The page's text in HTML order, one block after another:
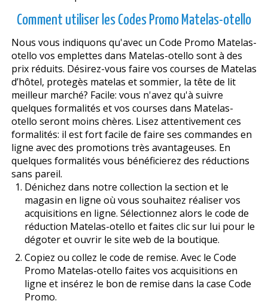
Comment utiliser les Codes Promo Matelas-otello
Nous vous indiquons qu'avec un Code Promo Matelas-
otello vos emplettes dans Matelas-otello sont à des
prix réduits. Désirez-vous faire vos courses de Matelas
d’hôtel, protegès matelas et sommier, la tête de lit
meilleur marché? Facile: vous n'avez qu'à suivre
quelques formalités et vos courses dans Matelas-
otello seront moins chères. Lisez attentivement ces
formalités: il est fort facile de faire ses commandes en
ligne avec des promotions très avantageuses. En
quelques formalités vous bénéficierez des réductions
sans pareil.
Dénichez dans notre collection la section et le
magasin en ligne où vous souhaitez réaliser vos
acquisitions en ligne. Sélectionnez alors le code de
réduction Matelas-otello et faites clic sur lui pour le
dégoter et ouvrir le site web de la boutique.
Copiez ou collez le code de remise. Avec le Code
Promo Matelas-otello faites vos acquisitions en
ligne et insérez le bon de remise dans la case Code
Promo.